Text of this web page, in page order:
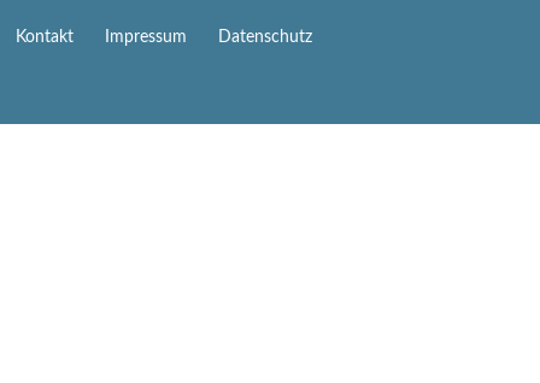
Navigation
Kontakt Impressum Datenschutz